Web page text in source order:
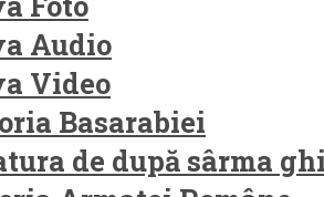
Audio
Video
Basarabiei
de după sârma